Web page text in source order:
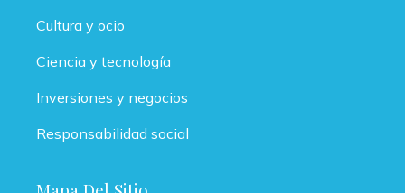
Cultura y ocio
Ciencia y tecnología
Inversiones y negocios
Responsabilidad social